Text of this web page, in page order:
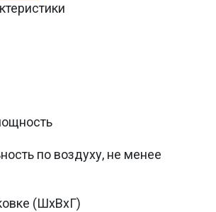
по воздуху, не менее
(ШхВхГ)